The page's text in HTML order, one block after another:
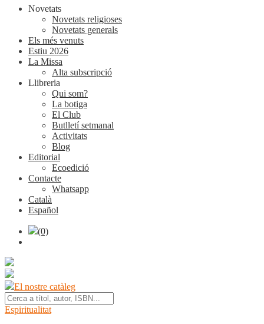
Novetats
Novetats religioses
Novetats generals
Els més venuts
Estiu 2026
La Missa
Alta subscripció
Llibreria
Qui som?
La botiga
El Club
Butlletí setmanal
Activitats
Blog
Editorial
Ecoedició
Contacte
Whatsapp
Català
Español
(0)
El nostre catàleg
Espiritualitat